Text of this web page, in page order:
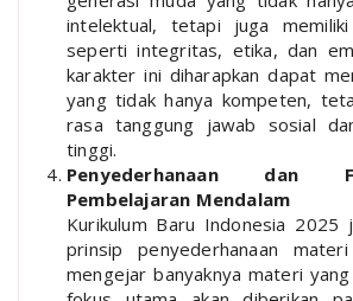
intelektual, tetapi juga memiliki
seperti integritas, etika, dan
karakter ini diharapkan dapat
yang tidak hanya kompeten,
rasa tanggung jawab sosial
tinggi.
Penyederhanaan dan
Pembelajaran Mendalam
Kurikulum Baru Indonesia 2025
prinsip penyederhanaan
mengejar banyaknya materi